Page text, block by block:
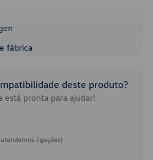
fábrica
deste produto?
está pronta para ajudar!
ligações)